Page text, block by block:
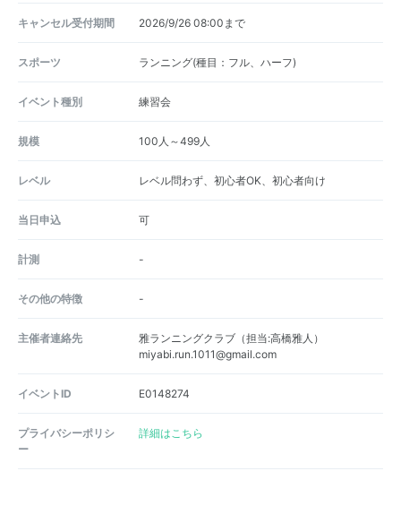
キャンセル受付期間 2026/9/26 08:00まで
スポーツ ランニング(種目：フル、ハーフ)
イベント種別 練習会
規模 100人～499人
レベル レベル問わず、初心者OK、初心者向け
当日申込 可
計測 -
その他の特徴 -
主催者連絡先
雅ランニングクラブ（担当:高橋雅人）
miyabi.run.1011@gmail.com
イベントID E0148274
プライバシーポリシ
ー
詳細はこちら